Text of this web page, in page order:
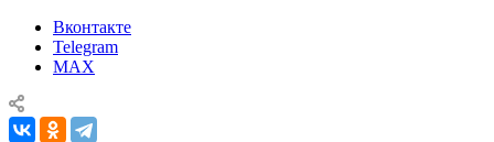
Вконтакте
Telegram
MAX